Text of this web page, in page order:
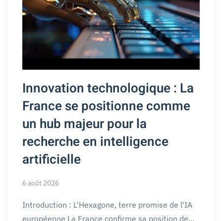
Innovation technologique : La
France se positionne comme
un hub majeur pour la
recherche en intelligence
artificielle
6 août 2026
Introduction : L'Hexagone, terre promise de l'IA
européenne La France confirme sa position de…